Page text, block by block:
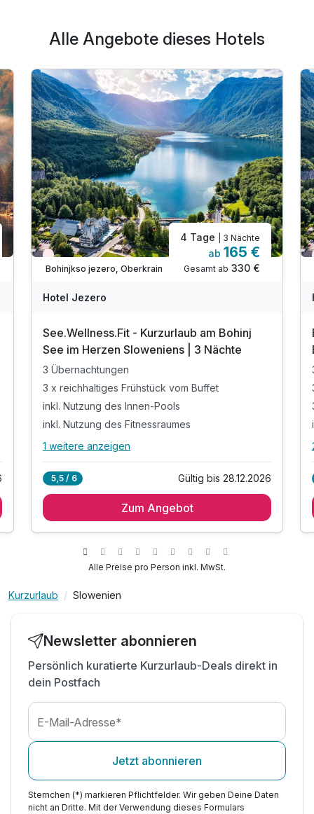
Alle Angebote dieses Hotels
Wieder frei ab Oktober
Bohinjkso jezero, Oberkrain
4 Tage | 3 Nächte
ab 165 €
Gesamt ab 330 €
Hotel Jezero
See.Wellness.Fit - Kurzurlaub am Bohinj
See im Herzen Sloweniens | 3 Nächte
3 Übernachtungen
3 x reichhaltiges Frühstück vom Buffet
inkl. Nutzung des Innen-Pools
inkl. Nutzung des Fitnessraumes
Alle Inklusivleistungen
3 x reichhaltiges Frühstück vom Buffet
inkl. Parkplatz & W-LAN Nutzung
1 weitere anzeigen
5,5 / 6 Gültig bis 28.12.2026
Zum Angebot
Alle Preise pro Person inkl. MwSt.
Kurzurlaub Slowenien
Newsletter abonnieren
Persönlich kuratierte Kurzurlaub-Deals direkt in
dein Postfach
E-Mail-Adresse*
Jetzt abonnieren
Sternchen (*) markieren Pflichtfelder. Wir geben Deine Daten
nicht an Dritte. Mit der Verwendung dieses Formulars